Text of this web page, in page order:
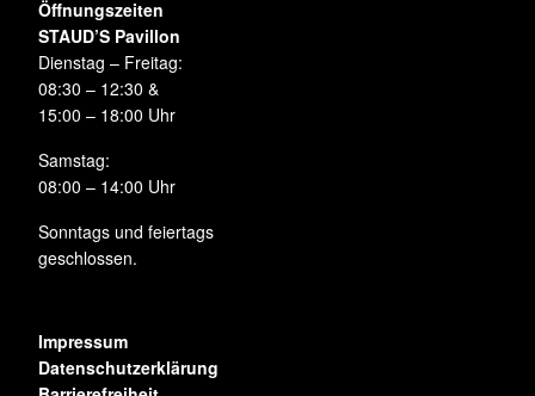
Öffnungszeiten
STAUD’S Pavillon
Dienstag – Freitag:
08:30 – 12:30 &
15:00 – 18:00 Uhr
Samstag:
08:00 – 14:00 Uhr
Sonntags und feiertags
geschlossen.
Impressum
Datenschutzerklärung